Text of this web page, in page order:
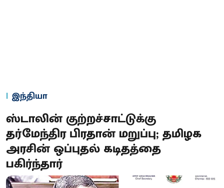
இந்தியா
ஸ்டாலின் குற்றச்சாட்டுக்கு
தர்மேந்திர பிரதான் மறுப்பு; தமிழக
அரசின் ஒப்புதல் கடிதத்தை
பகிர்ந்தார்